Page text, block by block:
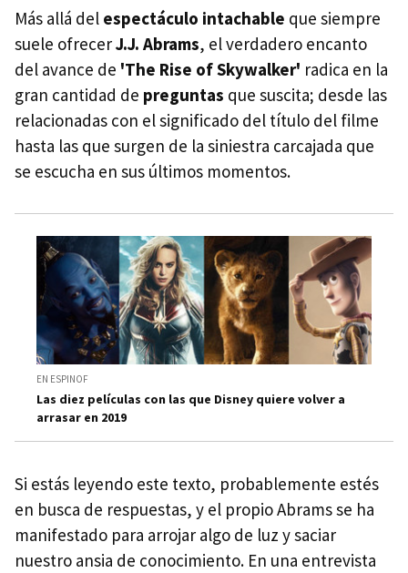
Más allá del espectáculo intachable que siempre
suele ofrecerJ.J. Abrams, el verdadero encanto
del avance de 'The Rise of Skywalker' radica en la
gran cantidad de preguntas que suscita; desde las
relacionadas con el significado del título del filme
hasta las que surgen de la siniestra carcajada que
se escucha en sus últimos momentos.
EN ESPINOF
Las diez películas con las que Disney quiere volver a
arrasar en 2019
Si estás leyendo este texto, probablemente estés
en busca de respuestas, y el propio Abrams se ha
manifestado para arrojar algo de luz y saciar
nuestro ansia de conocimiento. En una entrevista